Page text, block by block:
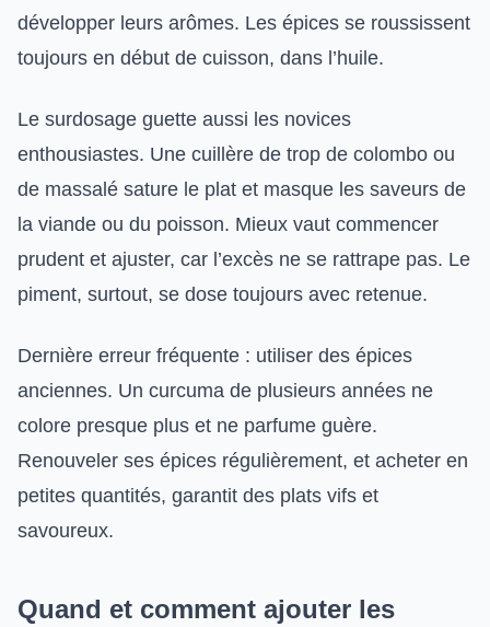
développer leurs arômes. Les épices se roussissent
toujours en début de cuisson, dans l’huile.
Le surdosage guette aussi les novices
enthousiastes. Une cuillère de trop de colombo ou
de massalé sature le plat et masque les saveurs de
la viande ou du poisson. Mieux vaut commencer
prudent et ajuster, car l’excès ne se rattrape pas. Le
piment, surtout, se dose toujours avec retenue.
Dernière erreur fréquente : utiliser des épices
anciennes. Un curcuma de plusieurs années ne
colore presque plus et ne parfume guère.
Renouveler ses épices régulièrement, et acheter en
petites quantités, garantit des plats vifs et
savoureux.
Quand et comment ajouter les